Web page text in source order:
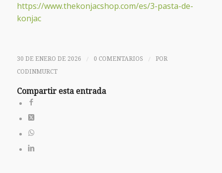
https://www.thekonjacshop.com/es/3-pasta-de-
konjac
30 DE ENERO DE 2026 / 0 COMENTARIOS /
POR
CODINMURCT
Compartir esta entrada